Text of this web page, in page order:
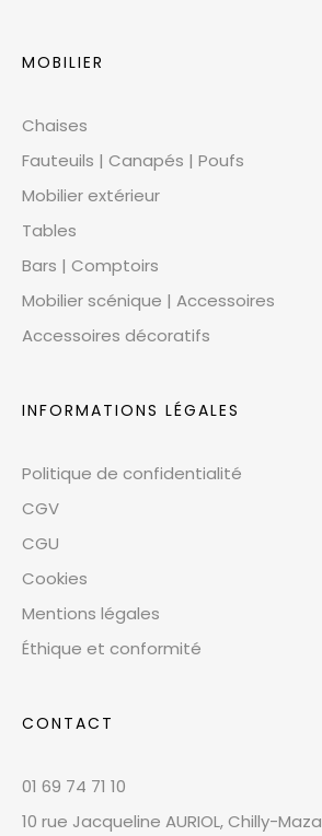
MOBILIER
Chaises
Fauteuils | Canapés | Poufs
Mobilier extérieur
Tables
Bars | Comptoirs
Mobilier scénique | Accessoires
Accessoires décoratifs
INFORMATIONS LÉGALES
Politique de confidentialité
CGV
CGU
Cookies
Mentions légales
Éthique et conformité
CONTACT
01 69 74 71 10
10 rue Jacqueline AURIOL, Chilly-